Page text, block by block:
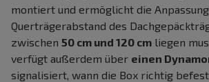
montiert und ermöglicht die
Querträgerabstand des
zwischen 50 cm und 120 cm liegen
verfügt außerdem über einen
signalisiert, wann die Box richtig